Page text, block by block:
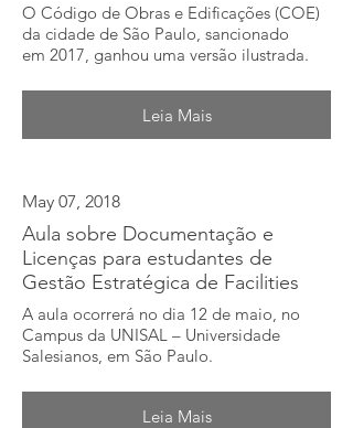
O Código de Obras e Edificações (COE)
da cidade de São Paulo, sancionado
em 2017, ganhou uma versão ilustrada.
Leia Mais
May 07, 2018
Aula sobre Documentação e
Licenças para estudantes de
Gestão Estratégica de Facilities
A aula ocorrerá no dia 12 de maio, no
Campus da UNISAL – Universidade
Salesianos, em São Paulo.
Leia Mais